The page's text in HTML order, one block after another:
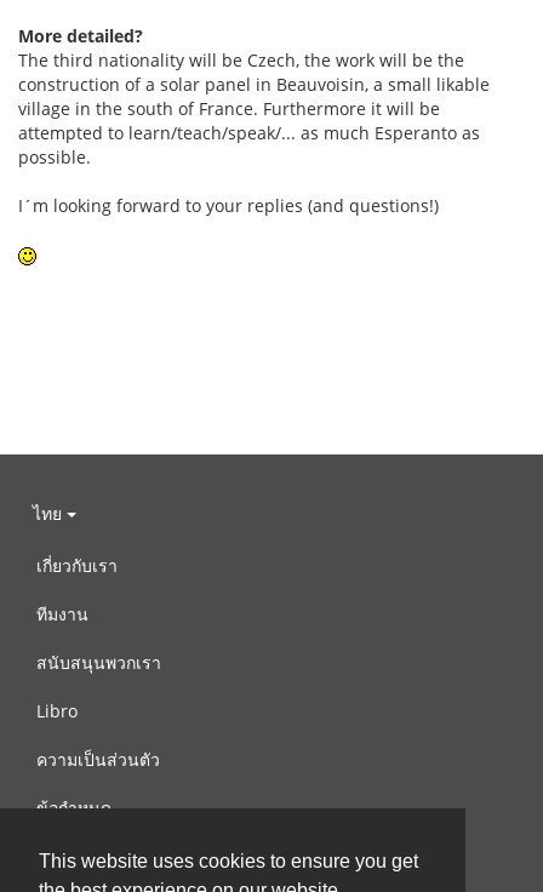
This website uses cookies to ensure you get
More detailed?
The third nationality will be Czech, the work will be the
construction of a solar panel in Beauvoisin, a small likable
village in the south of France. Furthermore it will be
attempted to learn/teach/speak/... as much Esperanto as
possible.
I´m looking forward to your replies (and questions!)
ไทย
เกี่ยวกับเรา
ทีมงาน
สนับสนุนพวกเรา
Libro
ความเป็นส่วนตัว
ข้อกำหนด
ติดต่อเรา